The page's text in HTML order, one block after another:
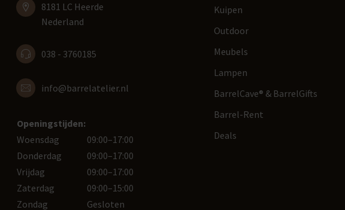
8181 LC Heerde
Nederland
038 - 3760185
info@barrelatelier.nl
Openingstijden:
Woensdag
09:00–17:00
Donderdag
09:00–17:00
Vrijdag
09:00–17:00
Zaterdag
09:00–15:00
Zondag
Gesloten
Kuipen
Outdoor
Meubels
Lampen
BarrelCave® & BarrelGifts
Barrel-Rent
Deals